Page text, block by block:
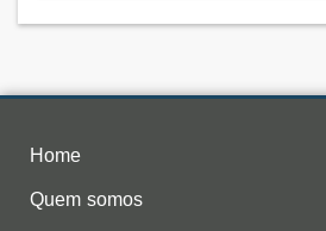
Home
Quem somos